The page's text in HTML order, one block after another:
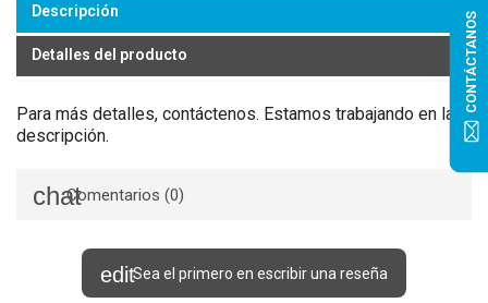
Descripción
Detalles del producto
Para más detalles, contáctenos. Estamos trabajando en la
descripción.
Comentarios (0)
Sea el primero en escribir una reseña
CONTÁCTANOS